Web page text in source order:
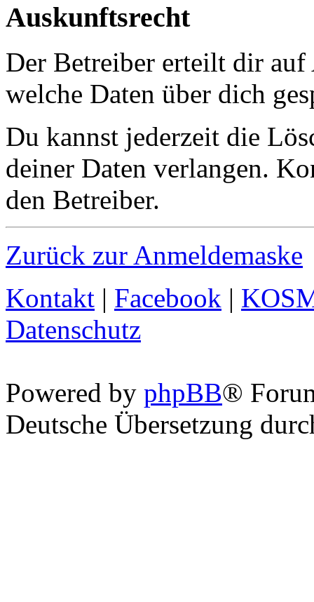
Auskunftsrecht
Der Betreiber erteilt dir
welche Daten über dich
Du kannst jederzeit die
deiner Daten verlangen.
den Betreiber.
Zurück zur Anmeldemaske
Kontakt | Facebook |
Datenschutz
Powered by phpBB®
Deutsche Übersetzung